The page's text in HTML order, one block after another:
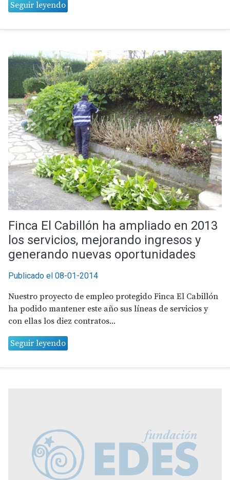
Seguir leyendo
Finca El Cabillón ha ampliado en 2013
los servicios, mejorando ingresos y
generando nuevas oportunidades
Publicado el 08-01-2014
Nuestro proyecto de empleo protegido Finca El Cabillón
ha podido mantener este año sus líneas de servicios y
con ellas los diez contratos...
Seguir leyendo